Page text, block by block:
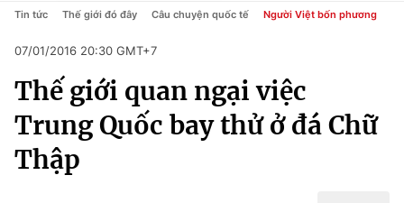
Chuyên mục
Chính trị
Xã hội
Chính trị
Pháp luật
Kinh tế
Thể thao
Truyền hình
Văn hóa - Giải trí
Y tế
Tin tức Thế giới đó đây Câu chuyện quốc tế Người Việt bốn phương
07/01/2016 20:30 GMT+7
Thế giới quan ngại việc
Trung Quốc bay thử ở đá Chữ
Thập